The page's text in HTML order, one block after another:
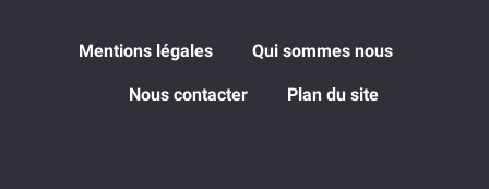
Mentions légales Qui sommes nous
Nous contacter Plan du site